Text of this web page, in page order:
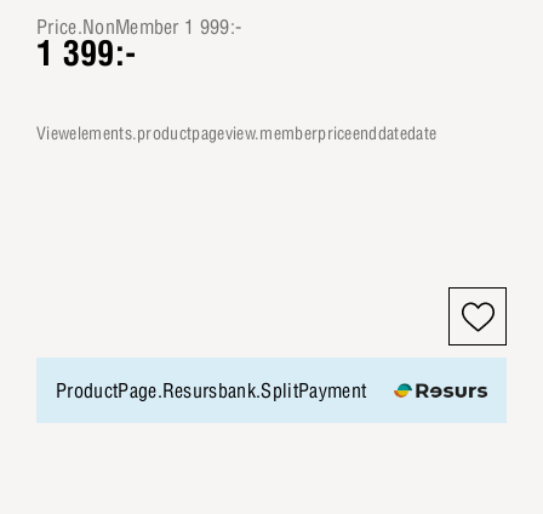
Price.NonMember 1 999:-
1 399:-
viewelements.productpageview.memberpriceenddatedate
ProductPage.Resursbank.SplitPayment